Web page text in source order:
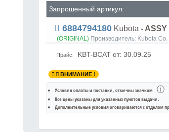
Запрошенный артикул:
6884794180 Kubota -
(ORIGINAL)Производитель: Kubota
Прайс: KBT-BCAT от: 30.09.25
ВНИМАНИЕ !
Условия оплаты и поставки , отмечны значком ⓘ
Все цены указаны дляуказанных пунктов выдачи.
Дополнительные условия оговариваются с отделом